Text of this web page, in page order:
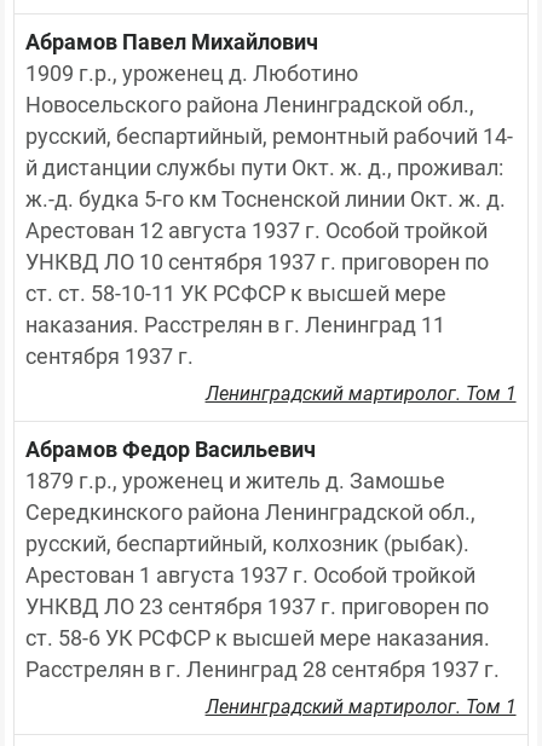
Абрамов Павел Михайлович
1909 г.р., уроженец д. Люботино
Новосельского района Ленинградской обл.,
русский, беспартийный, ремонтный рабочий 14-
й дистанции службы пути Окт. ж. д., проживал:
ж.-д. будка 5-го км Тосненской линии Окт. ж. д.
Арестован 12 августа 1937 г. Особой тройкой
УНКВД ЛО 10 сентября 1937 г. приговорен по
ст. ст. 58-10-11 УК РСФСР к высшей мере
наказания. Расстрелян в г. Ленинград 11
сентября 1937 г.
Ленинградский мартиролог. Том 1
Абрамов Федор Васильевич
1879 г.р., уроженец и житель д. Замошье
Середкинского района Ленинградской обл.,
русский, беспартийный, колхозник (рыбак).
Арестован 1 августа 1937 г. Особой тройкой
УНКВД ЛО 23 сентября 1937 г. приговорен по
ст. 58-6 УК РСФСР к высшей мере наказания.
Расстрелян в г. Ленинград 28 сентября 1937 г.
Ленинградский мартиролог. Том 1